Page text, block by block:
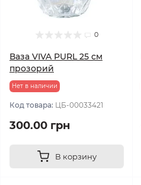
0
Ваза VIVA PURL 25 см
прозорий
Нет в наличии
Код товара: ЦБ-00033421
300.00 грн
В корзину